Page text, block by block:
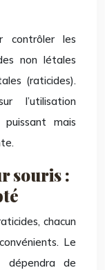
contrôler les
non létales
(raticides).
l’utilisation
mais
souris :
chacun
Le
de